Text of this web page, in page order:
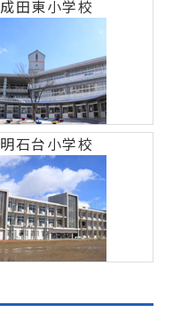
成田東小学校
明石台小学校